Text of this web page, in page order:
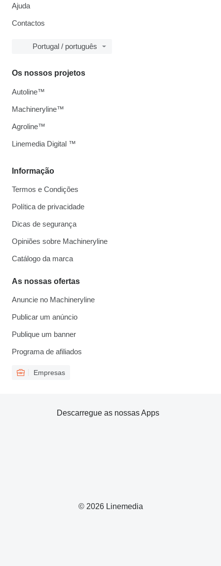
Ajuda
Contactos
Portugal / português
Informação
Termos e Condições
Política de privacidade
Dicas de segurança
Opiniões sobre Machineryline
Catálogo da marca
As nossas ofertas
Anuncie no Machineryline
Publicar um anúncio
Publique um banner
Programa de afiliados
Empresas
Os nossos projetos
Autoline™
Machineryline™
Agroline™
Linemedia Digital ™
© 2026 Linemedia
Descarregue as nossas Apps